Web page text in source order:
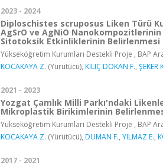
2023 - 2024
Diploschistes scruposus Liken Türü
AgSrO ve AgNiO Nanokompozitlerinin
Sitotoksik Etkinliklerinin Belirlenmesi
Yükseköğretim Kurumları Destekli Proje , BAP
KOCAKAYA Z. (Yürütücü), KILIÇ DOKAN F., ŞEKER
2021 - 2023
Yozgat Çamlık Milli Parkı'ndaki
Mikroplastik Birikimlerinin
Yükseköğretim Kurumları Destekli Proje , BAP
KOCAKAYA Z. (Yürütücü), DUMAN F., YILMAZ E.,
2017 - 2021